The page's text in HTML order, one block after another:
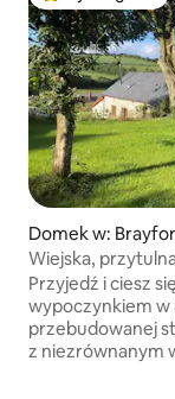
Domek w:
Wiejska,
z pięknymi
Przyjedź i ciesz
wypoczynkiem w
przebudowanej
z niezrównanym